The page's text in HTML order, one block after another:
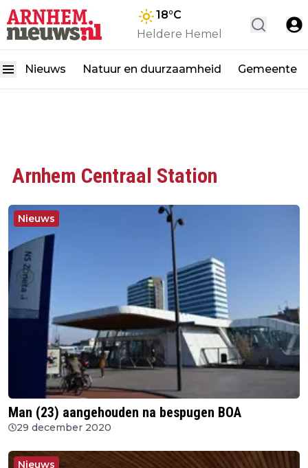
18°C
Heldere Hemel
Nieuws Natuur en duurzaamheid Gemeente
Arnhem Centraal Station
Nieuws
Man (23) aangehouden na bespugen BOA
29 december 2020
Nieuws